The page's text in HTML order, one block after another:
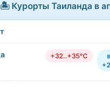
🏝️ Курорты Таиланда в
+32..+35°C